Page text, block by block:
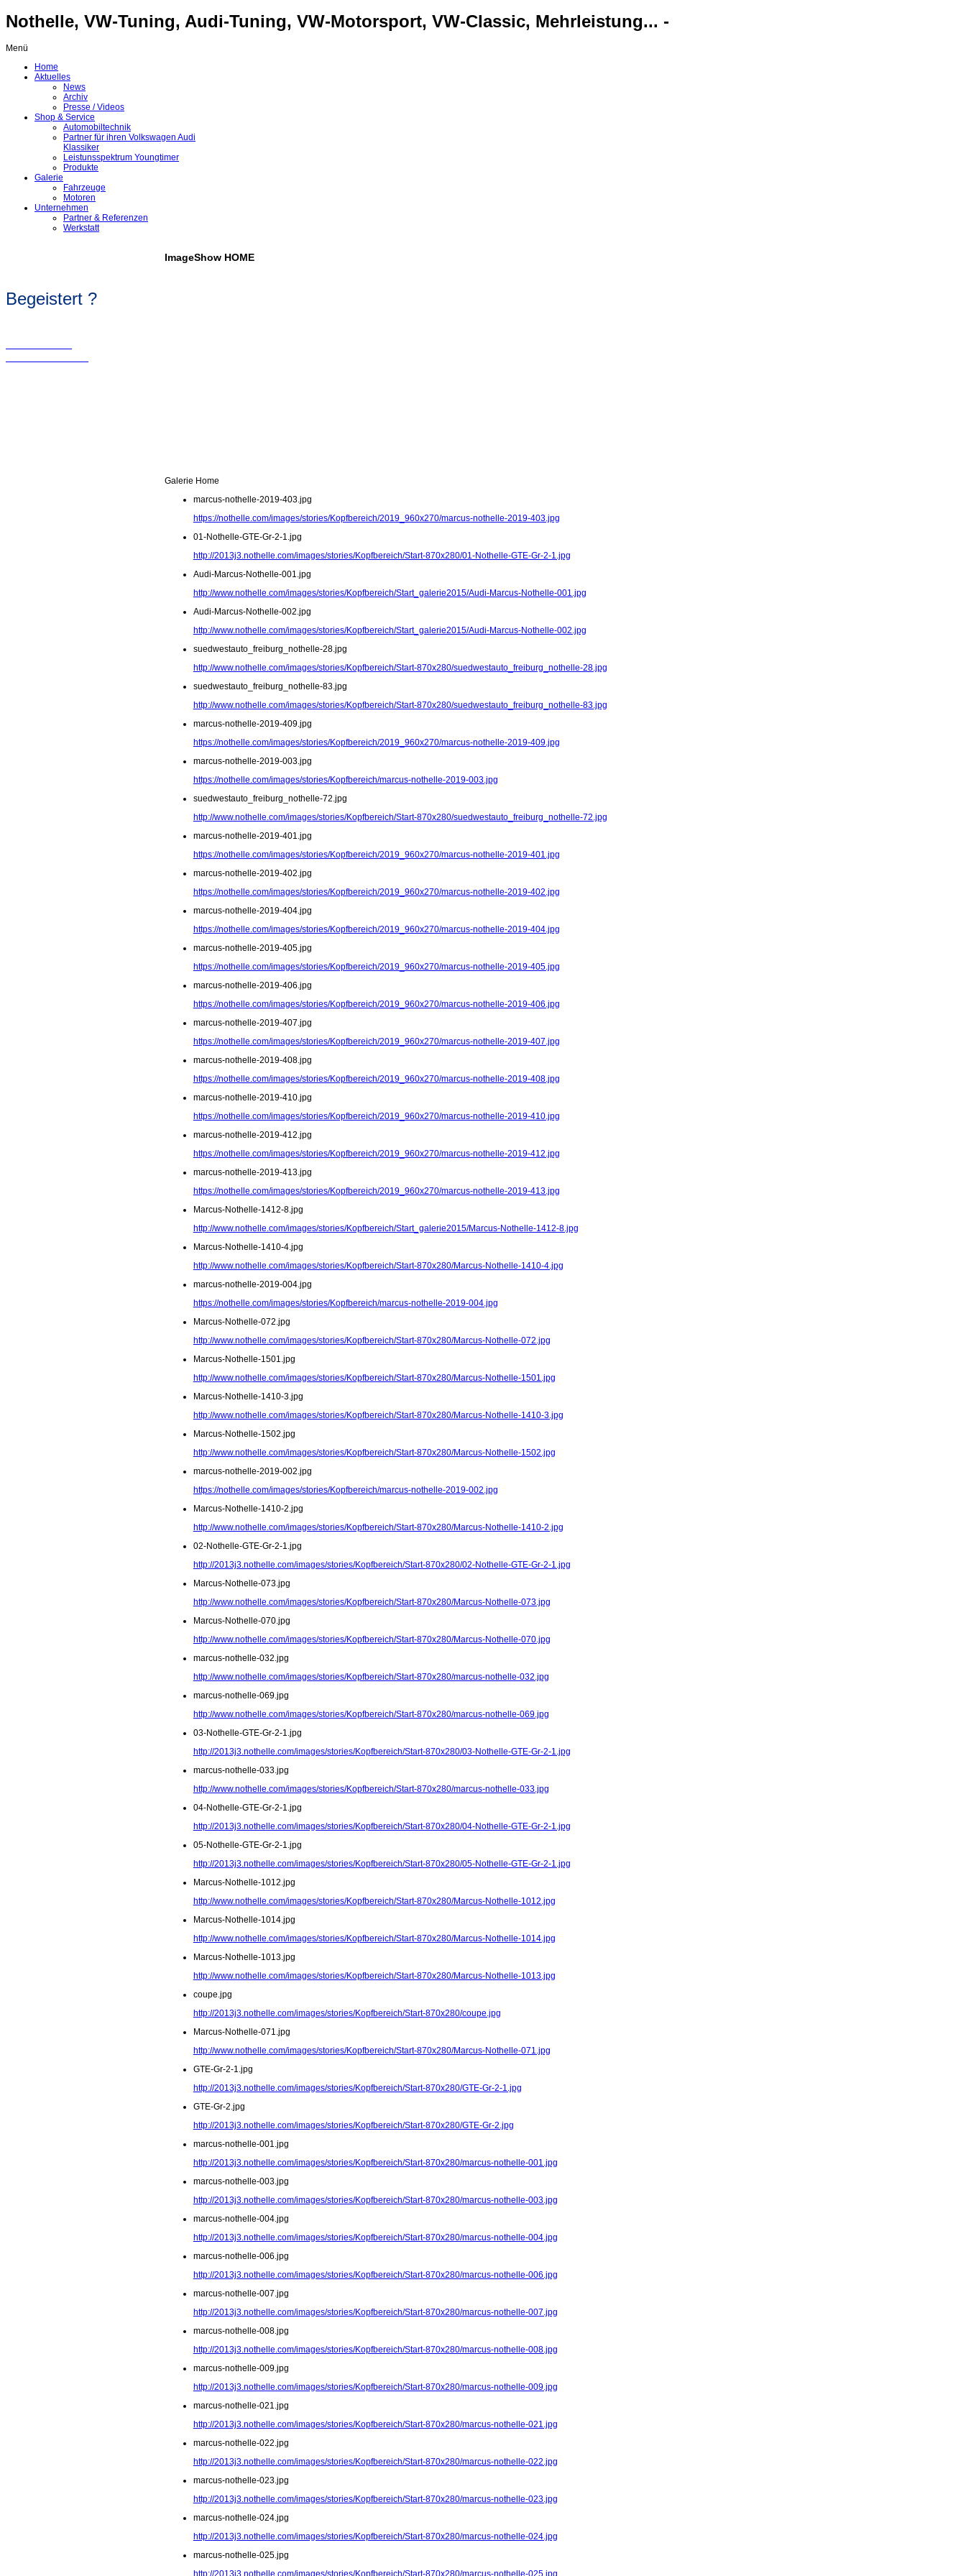
Nothelle, VW-Tuning, Audi-Tuning, VW-Motorsport, VW-Classic, Mehrleistung... -
Menü
Home
Aktuelles
News
Archiv
Presse / Videos
Shop & Service
Automobiltechnik
Partner für ihren Volkswagen Audi
Klassiker
Leistunsspektrum Youngtimer
Produkte
Galerie
Fahrzeuge
Motoren
Unternehmen
Partner & Referenzen
Werkstatt
ImageShow HOME
Galerie Home
marcus-nothelle-2019-403.jpg
https://nothelle.com/images/stories/Kopfbereich/2019_960x270/marcus-nothelle-2019-403.jpg
01-Nothelle-GTE-Gr-2-1.jpg
http://2013j3.nothelle.com/images/stories/Kopfbereich/Start-870x280/01-Nothelle-GTE-Gr-2-1.jpg
Audi-Marcus-Nothelle-001.jpg
http://www.nothelle.com/images/stories/Kopfbereich/Start_galerie2015/Audi-Marcus-Nothelle-001.jpg
Audi-Marcus-Nothelle-002.jpg
http://www.nothelle.com/images/stories/Kopfbereich/Start_galerie2015/Audi-Marcus-Nothelle-002.jpg
suedwestauto_freiburg_nothelle-28.jpg
http://www.nothelle.com/images/stories/Kopfbereich/Start-870x280/suedwestauto_freiburg_nothelle-28.jpg
suedwestauto_freiburg_nothelle-83.jpg
http://www.nothelle.com/images/stories/Kopfbereich/Start-870x280/suedwestauto_freiburg_nothelle-83.jpg
marcus-nothelle-2019-409.jpg
https://nothelle.com/images/stories/Kopfbereich/2019_960x270/marcus-nothelle-2019-409.jpg
marcus-nothelle-2019-003.jpg
https://nothelle.com/images/stories/Kopfbereich/marcus-nothelle-2019-003.jpg
suedwestauto_freiburg_nothelle-72.jpg
http://www.nothelle.com/images/stories/Kopfbereich/Start-870x280/suedwestauto_freiburg_nothelle-72.jpg
marcus-nothelle-2019-401.jpg
https://nothelle.com/images/stories/Kopfbereich/2019_960x270/marcus-nothelle-2019-401.jpg
marcus-nothelle-2019-402.jpg
https://nothelle.com/images/stories/Kopfbereich/2019_960x270/marcus-nothelle-2019-402.jpg
marcus-nothelle-2019-404.jpg
https://nothelle.com/images/stories/Kopfbereich/2019_960x270/marcus-nothelle-2019-404.jpg
marcus-nothelle-2019-405.jpg
https://nothelle.com/images/stories/Kopfbereich/2019_960x270/marcus-nothelle-2019-405.jpg
marcus-nothelle-2019-406.jpg
https://nothelle.com/images/stories/Kopfbereich/2019_960x270/marcus-nothelle-2019-406.jpg
marcus-nothelle-2019-407.jpg
https://nothelle.com/images/stories/Kopfbereich/2019_960x270/marcus-nothelle-2019-407.jpg
marcus-nothelle-2019-408.jpg
https://nothelle.com/images/stories/Kopfbereich/2019_960x270/marcus-nothelle-2019-408.jpg
marcus-nothelle-2019-410.jpg
https://nothelle.com/images/stories/Kopfbereich/2019_960x270/marcus-nothelle-2019-410.jpg
marcus-nothelle-2019-412.jpg
https://nothelle.com/images/stories/Kopfbereich/2019_960x270/marcus-nothelle-2019-412.jpg
marcus-nothelle-2019-413.jpg
https://nothelle.com/images/stories/Kopfbereich/2019_960x270/marcus-nothelle-2019-413.jpg
Marcus-Nothelle-1412-8.jpg
http://www.nothelle.com/images/stories/Kopfbereich/Start_galerie2015/Marcus-Nothelle-1412-8.jpg
Marcus-Nothelle-1410-4.jpg
http://www.nothelle.com/images/stories/Kopfbereich/Start-870x280/Marcus-Nothelle-1410-4.jpg
marcus-nothelle-2019-004.jpg
https://nothelle.com/images/stories/Kopfbereich/marcus-nothelle-2019-004.jpg
Marcus-Nothelle-072.jpg
http://www.nothelle.com/images/stories/Kopfbereich/Start-870x280/Marcus-Nothelle-072.jpg
Marcus-Nothelle-1501.jpg
http://www.nothelle.com/images/stories/Kopfbereich/Start-870x280/Marcus-Nothelle-1501.jpg
Marcus-Nothelle-1410-3.jpg
http://www.nothelle.com/images/stories/Kopfbereich/Start-870x280/Marcus-Nothelle-1410-3.jpg
Marcus-Nothelle-1502.jpg
http://www.nothelle.com/images/stories/Kopfbereich/Start-870x280/Marcus-Nothelle-1502.jpg
marcus-nothelle-2019-002.jpg
https://nothelle.com/images/stories/Kopfbereich/marcus-nothelle-2019-002.jpg
Marcus-Nothelle-1410-2.jpg
http://www.nothelle.com/images/stories/Kopfbereich/Start-870x280/Marcus-Nothelle-1410-2.jpg
02-Nothelle-GTE-Gr-2-1.jpg
http://2013j3.nothelle.com/images/stories/Kopfbereich/Start-870x280/02-Nothelle-GTE-Gr-2-1.jpg
Marcus-Nothelle-073.jpg
http://www.nothelle.com/images/stories/Kopfbereich/Start-870x280/Marcus-Nothelle-073.jpg
Marcus-Nothelle-070.jpg
http://www.nothelle.com/images/stories/Kopfbereich/Start-870x280/Marcus-Nothelle-070.jpg
marcus-nothelle-032.jpg
http://www.nothelle.com/images/stories/Kopfbereich/Start-870x280/marcus-nothelle-032.jpg
marcus-nothelle-069.jpg
http://www.nothelle.com/images/stories/Kopfbereich/Start-870x280/marcus-nothelle-069.jpg
03-Nothelle-GTE-Gr-2-1.jpg
http://2013j3.nothelle.com/images/stories/Kopfbereich/Start-870x280/03-Nothelle-GTE-Gr-2-1.jpg
marcus-nothelle-033.jpg
http://www.nothelle.com/images/stories/Kopfbereich/Start-870x280/marcus-nothelle-033.jpg
04-Nothelle-GTE-Gr-2-1.jpg
http://2013j3.nothelle.com/images/stories/Kopfbereich/Start-870x280/04-Nothelle-GTE-Gr-2-1.jpg
05-Nothelle-GTE-Gr-2-1.jpg
http://2013j3.nothelle.com/images/stories/Kopfbereich/Start-870x280/05-Nothelle-GTE-Gr-2-1.jpg
Marcus-Nothelle-1012.jpg
http://www.nothelle.com/images/stories/Kopfbereich/Start-870x280/Marcus-Nothelle-1012.jpg
Marcus-Nothelle-1014.jpg
http://www.nothelle.com/images/stories/Kopfbereich/Start-870x280/Marcus-Nothelle-1014.jpg
Marcus-Nothelle-1013.jpg
http://www.nothelle.com/images/stories/Kopfbereich/Start-870x280/Marcus-Nothelle-1013.jpg
coupe.jpg
http://2013j3.nothelle.com/images/stories/Kopfbereich/Start-870x280/coupe.jpg
Marcus-Nothelle-071.jpg
http://www.nothelle.com/images/stories/Kopfbereich/Start-870x280/Marcus-Nothelle-071.jpg
GTE-Gr-2-1.jpg
http://2013j3.nothelle.com/images/stories/Kopfbereich/Start-870x280/GTE-Gr-2-1.jpg
GTE-Gr-2.jpg
http://2013j3.nothelle.com/images/stories/Kopfbereich/Start-870x280/GTE-Gr-2.jpg
marcus-nothelle-001.jpg
http://2013j3.nothelle.com/images/stories/Kopfbereich/Start-870x280/marcus-nothelle-001.jpg
marcus-nothelle-003.jpg
http://2013j3.nothelle.com/images/stories/Kopfbereich/Start-870x280/marcus-nothelle-003.jpg
marcus-nothelle-004.jpg
http://2013j3.nothelle.com/images/stories/Kopfbereich/Start-870x280/marcus-nothelle-004.jpg
marcus-nothelle-006.jpg
http://2013j3.nothelle.com/images/stories/Kopfbereich/Start-870x280/marcus-nothelle-006.jpg
marcus-nothelle-007.jpg
http://2013j3.nothelle.com/images/stories/Kopfbereich/Start-870x280/marcus-nothelle-007.jpg
marcus-nothelle-008.jpg
http://2013j3.nothelle.com/images/stories/Kopfbereich/Start-870x280/marcus-nothelle-008.jpg
marcus-nothelle-009.jpg
http://2013j3.nothelle.com/images/stories/Kopfbereich/Start-870x280/marcus-nothelle-009.jpg
marcus-nothelle-021.jpg
http://2013j3.nothelle.com/images/stories/Kopfbereich/Start-870x280/marcus-nothelle-021.jpg
marcus-nothelle-022.jpg
http://2013j3.nothelle.com/images/stories/Kopfbereich/Start-870x280/marcus-nothelle-022.jpg
marcus-nothelle-023.jpg
http://2013j3.nothelle.com/images/stories/Kopfbereich/Start-870x280/marcus-nothelle-023.jpg
marcus-nothelle-024.jpg
http://2013j3.nothelle.com/images/stories/Kopfbereich/Start-870x280/marcus-nothelle-024.jpg
marcus-nothelle-025.jpg
Begeistert ?